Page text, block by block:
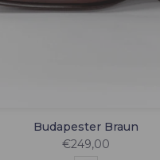
Budapester Braun
€249,00